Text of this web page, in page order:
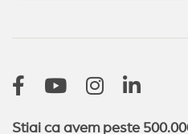
Stiai ca avem peste